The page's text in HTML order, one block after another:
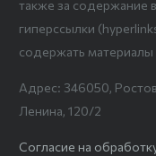
также за содержание
гиперссылки
содержать материалы
Адрес: 346050,
Ленина, 120/2
Согласие на